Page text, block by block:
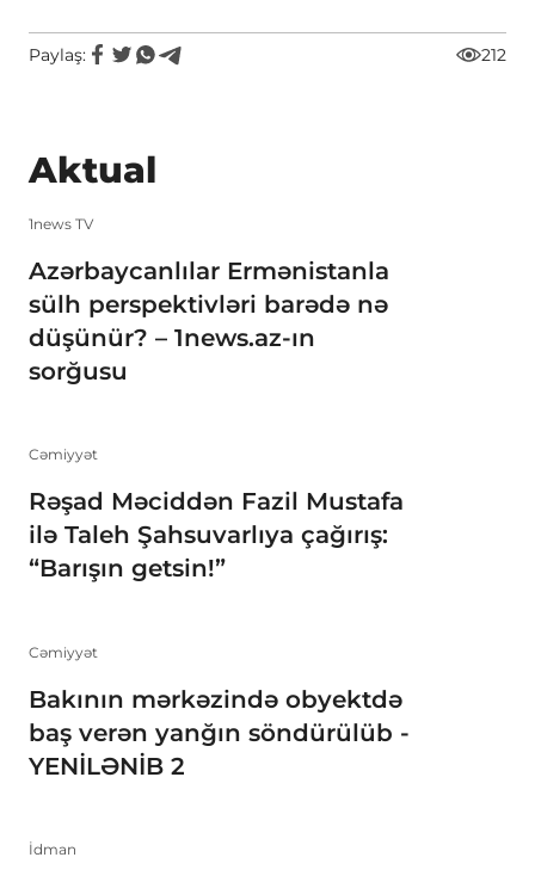
Paylaş: 212
Aktual
1news TV
Azərbaycanlılar Ermənistanla
sülh perspektivləri barədə nə
düşünür? – 1news.az-ın
sorğusu
Cəmiyyət
Rəşad Məciddən Fazil Mustafa
ilə Taleh Şahsuvarlıya çağırış:
“Barışın getsin!”
Cəmiyyət
Bakının mərkəzində obyektdə
baş verən yanğın söndürülüb -
YENİLƏNİB 2
İdman